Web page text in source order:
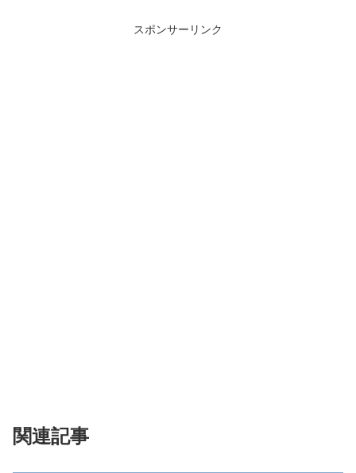
スポンサーリンク
関連記事